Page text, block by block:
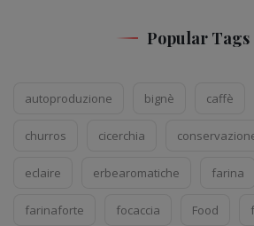
Popular Tags
autoproduzione bignè caffè
churros cicerchia
eclaire erbearomatiche farina
farinaforte focaccia Food